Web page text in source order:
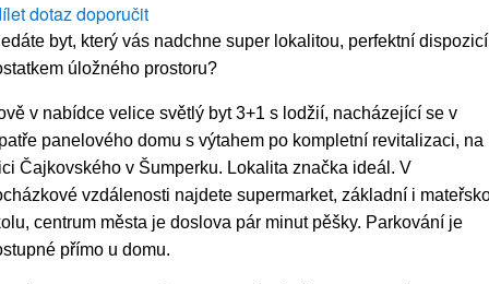
dotazdoporučit
byt, který vás nadchne super lokalitou, perfektní
úložného prostoru?
v nabídce velice světlý byt 3+1 s lodžií, nacházející se v
panelového domu s výtahem po kompletní revitalizaci, na
Čajkovského v Šumperku. Lokalita značka ideál. V
vzdálenosti najdete supermarket, základní i
centrum města je doslova pár minut pěšky. Parkování je
přímo u domu.